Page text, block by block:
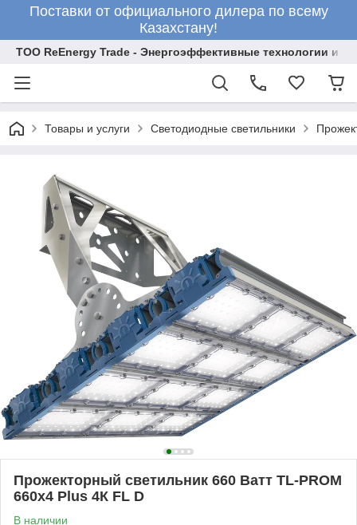
Поставки от официального дилера по всему
Казахстану!
ТОО ReEnergy Trade - Энергоэффективные технологии и
Товары и услуги Светодиодные светильники
Прожекторный светильник 660 Ватт TL-PROM
660х4 Plus 4К FL D
В наличии